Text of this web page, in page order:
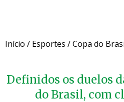
Início / Esportes /Copa do
Definidos os duelos
do Brasil, com